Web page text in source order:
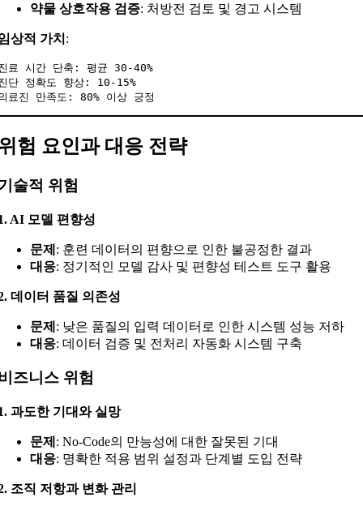
약물 상호작용 검증: 처방전 검토 및 경고 시스템
상적 가치 :
료 시간 단축: 평균 30-40%
단 정확도 향상: 10-15%
험 요인과 대응 전략
술적 위험
AI 모델 편향성
문제 : 훈련 데이터의 편향으로 인한 불공정한 결과
대응: 정기적인 모델 감사 및 편향성 테스트 도구 활용
데이터 품질 의존성
문제 : 낮은 품질의 입력 데이터로 인한 시스템 성능 저하
대응: 데이터 검증 및 전처리 자동화 시스템 구축
즈니스 위험
과도한 기대와 실망
문제 : No-Code의 만능성에 대한 잘못된 기대
대응: 명확한 적용 범위 설정과 단계별 도입 전략
조직 저항과 변화 관리